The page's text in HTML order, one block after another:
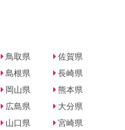
鳥取県
島根県
岡山県
広島県
山口県
佐賀県
長崎県
熊本県
大分県
宮崎県